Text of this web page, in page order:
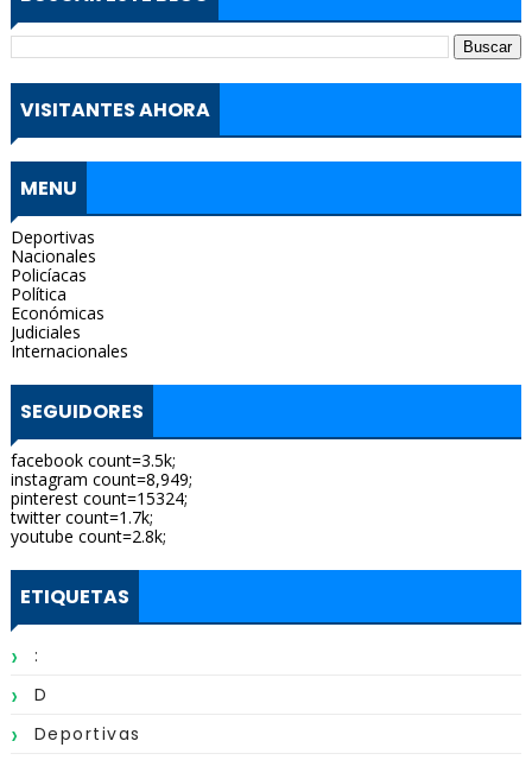
VISITANTES AHORA
MENU
Deportivas
Nacionales
Policíacas
Política
Económicas
Judiciales
Internacionales
SEGUIDORES
facebook count=3.5k;
instagram count=8,949;
pinterest count=15324;
twitter count=1.7k;
youtube count=2.8k;
ETIQUETAS
:
D
Deportivas